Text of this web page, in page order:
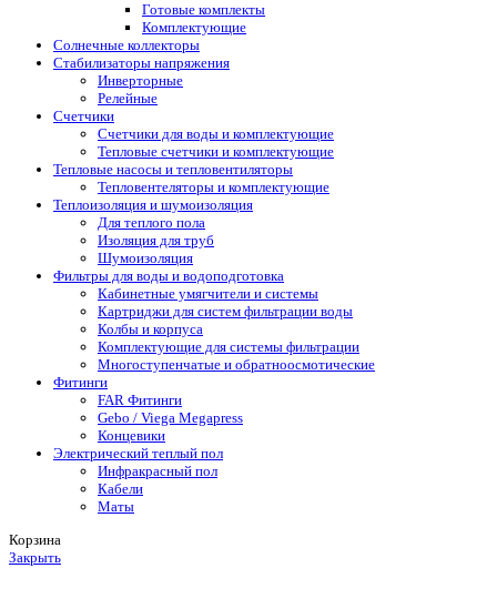
Готовые комплекты
Комплектующие
Солнечные коллекторы
Стабилизаторы напряжения
Инверторные
Релейные
Счетчики
Счетчики для воды и комплектующие
Тепловые счетчики и комплектующие
Тепловые насосы и тепловентиляторы
Тепловентеляторы и комплектующие
Теплоизоляция и шумоизоляция
Для теплого пола
Изоляция для труб
Шумоизоляция
Фильтры для воды и водоподготовка
Кабинетные умягчители и системы
Картриджи для систем фильтрации воды
Колбы и корпуса
Комплектующие для системы фильтрации
Многоступенчатые и обратноосмотические
Фитинги
FAR Фитинги
Gebo / Viega Megapress
Концевики
Электрический теплый пол
Инфракрасный пол
Кабели
Маты
Корзина
Закрыть